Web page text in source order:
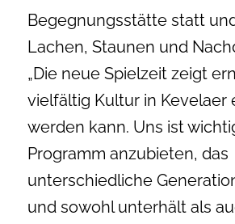
Begegnungsstätte statt
Lachen, Staunen und
„Die neue Spielzeit zeigt
vielfältig Kultur in Kevelaer
werden kann. Uns ist
Programm anzubieten, das
unterschiedliche
und sowohl unterhält als